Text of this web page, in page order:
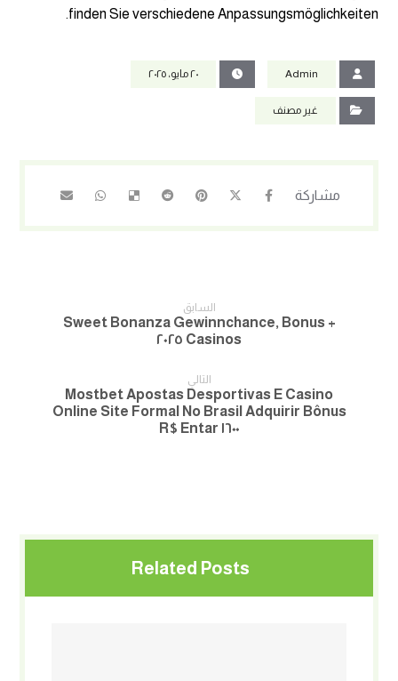
finden Sie verschiedene Anpassungsmöglichkeiten.
Admin ٢٠ مايو، ٢٠٢٥
غير مصنف
السابق
Sweet Bonanza Gewinnchance, Bonus +
Casinos ٢٠٢٥
التالي
Mostbet Apostas Desportivas E Casino
Online Site Formal No Brasil Adquirir Bônus
١٦٠٠ R$ Entar
Related Posts